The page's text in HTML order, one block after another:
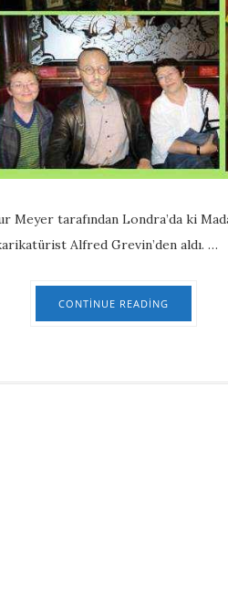
tarafından Londra’da ki
Alfred Grevin’den aldı. …
CONTINUE READING